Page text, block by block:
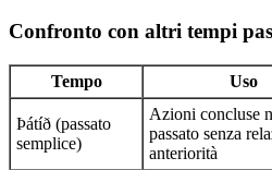
Confronto con altri tempi
Tempo Uso
Þátíð (passato
semplice)
Azioni concluse
passato senza
anteriorità